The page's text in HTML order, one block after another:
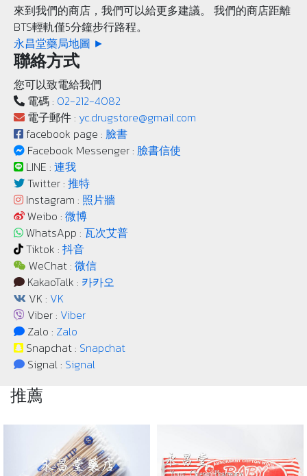
來到我們的商店，我們可以給更多建議。 我們的商店距離
BTS輕軌僅5分鐘步行路程。
永昌堂藥局地圖 ►
聯絡方式
您可以致電給我們
電碼 : 02-212-4082
電子郵件 : yc.drugstore@gmail.com
facebook page : 臉書
Facebook Messenger : 臉書信使
LINE : 連我
Twitter : 推特
Instagram : 照片牆
Weibo : 微博
WhatsApp : 瓦次艾普
Tiktok : 抖音
WeChat : 微信
KakaoTalk : 카카오
VK : VK
Viber : Viber
Zalo : Zalo
Snapchat : Snapchat
Signal : Signal
推薦